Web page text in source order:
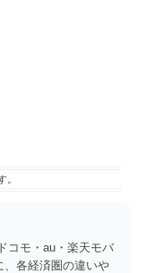
。
コモ・au・楽天モバ
、各経済圏の違いや